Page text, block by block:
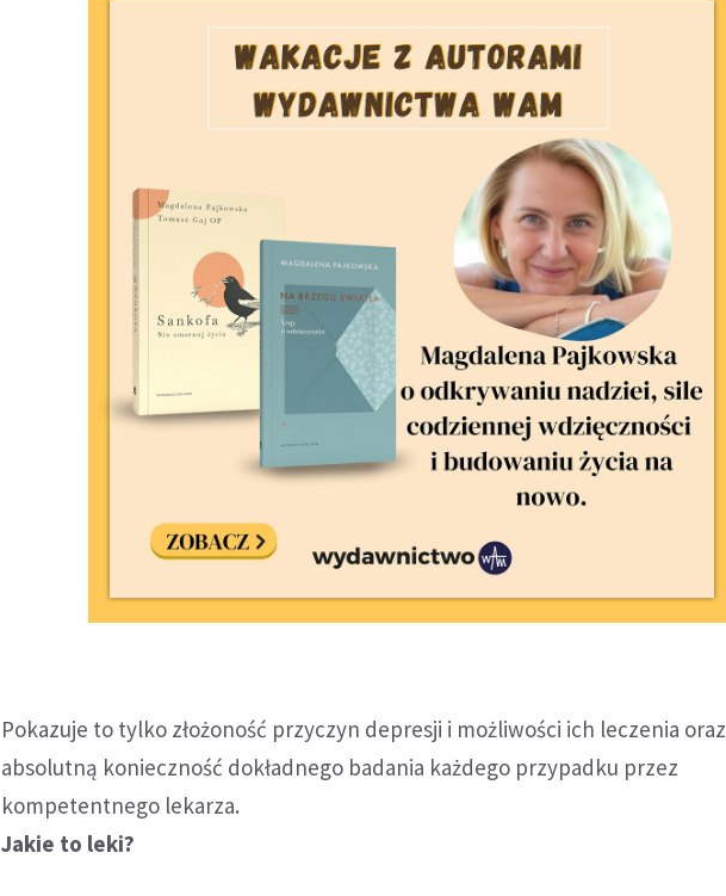
Pokazuje to tylko złożoność przyczyn depresji i możliwości ich leczenia oraz
absolutną konieczność dokładnego badania każdego przypadku przez
kompetentnego lekarza.
Jakie to leki?